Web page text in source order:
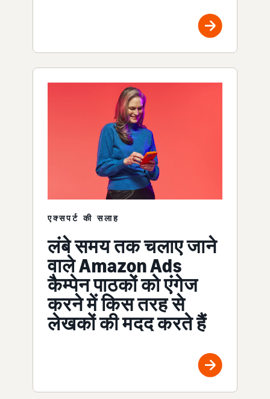
एक्सपर्ट की सलाह
लंबे समय तक चलाए जाने
वाले Amazon Ads
कैम्पेन पाठकों को एंगेज
करने में किस तरह से
लेखकों की मदद करते हैं